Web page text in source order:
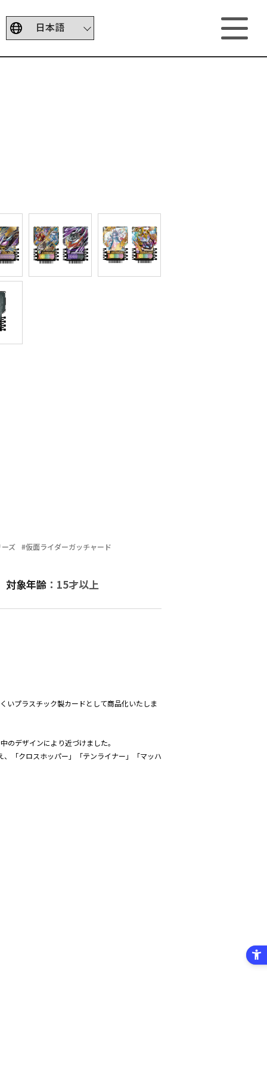
ズ #仮面ライダーガッチャード
対象年齢 ：15才以上
いプラスチック製カードとして商品化いたしま
デザインにより近づけました。
「クロスホッパー」「テンライナー」「マッハ